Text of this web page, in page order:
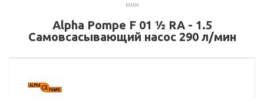
мин
Alpha Pompe F 01 ½ RA - 1.5
Самовсасывающий насос 290 л/мин